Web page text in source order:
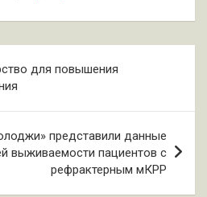
для повышения
представили данные
выживаемости пациентов с
рефрактерным мКРР